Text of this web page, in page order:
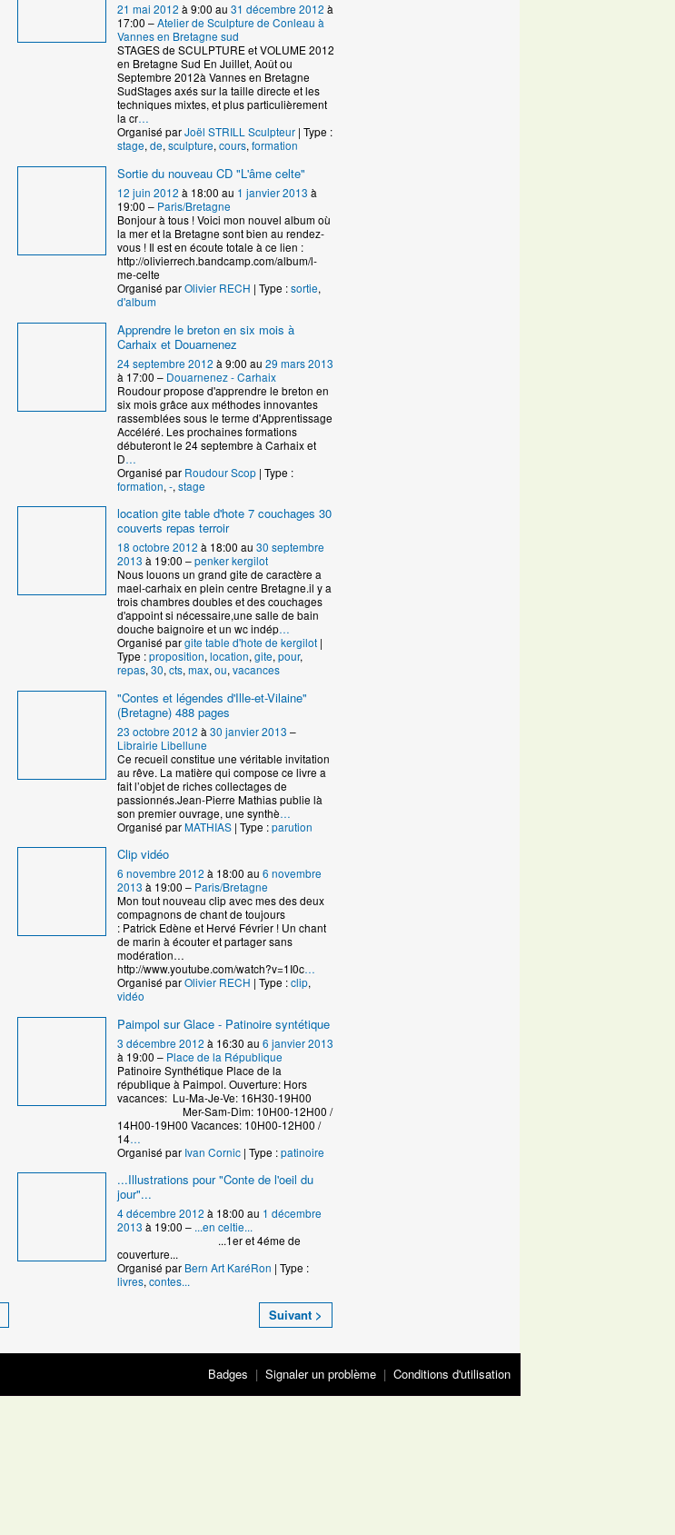
21 mai 2012 à 9:00 au 31 décembre 2012 à
17:00 –Atelier de Sculpture de Conleau à
Vannes en Bretagne sud
STAGES de SCULPTURE et VOLUME 2012
en Bretagne Sud En Juillet, Août ou
Septembre 2012à Vannes en Bretagne
SudStages axés sur la taille directe et les
techniques mixtes, et plus particulièrement
la cr…
Organisé parJoël STRILL Sculpteur | Type :
stage,de,sculpture,cours,formation
Sortie du nouveau CD "L'âme celte"
12 juin 2012 à 18:00 au 1 janvier 2013 à
19:00 – Paris/Bretagne
Bonjour à tous ! Voici mon nouvel album où
la mer et la Bretagne sont bien au rendez-
vous ! Il est en écoute totale à ce lien :
http://olivierrech.bandcamp.com/album/l-
me-celte
Organisé parOlivier RECH | Type :sortie,
d'album
Apprendre le breton en six mois à
Carhaix et Douarnenez
24 septembre 2012 à 9:00 au 29 mars 2013
à 17:00 – Douarnenez - Carhaix
Roudour propose d'apprendre le breton en
six mois grâce aux méthodes innovantes
rassemblées sous le terme d'Apprentissage
Accéléré. Les prochaines formations
débuteront le 24 septembre à Carhaix et
D…
Organisé par Roudour Scop | Type :
formation, -, stage
location gite table d'hote 7 couchages 30
couverts repas terroir
18 octobre 2012 à 18:00 au 30 septembre
2013 à 19:00 –penker kergilot
Nous louons un grand gite de caractère a
mael-carhaix en plein centre Bretagne.il y a
trois chambres doubles et des couchages
d'appoint si nécessaire,une salle de bain
douche baignoire et un wc indép…
Organisé pargite table d'hote de kergilot |
Type :proposition, location, gite, pour,
repas, 30, cts, max, ou, vacances
"Contes et légendes d'Ille-et-Vilaine"
(Bretagne) 488 pages
23 octobre 2012 à 30 janvier 2013 –
Librairie Libellune
Ce recueil constitue une véritable invitation
au rêve. La matière qui compose ce livre a
fait l’objet de riches collectages de
passionnés.Jean-Pierre Mathias publie là
son premier ouvrage, une synthè…
Organisé parMATHIAS | Type :parution
Clip vidéo
6 novembre 2012 à 18:00 au 6 novembre
2013 à 19:00 – Paris/Bretagne
Mon tout nouveau clip avec mes des deux
compagnons de chant de toujours
: Patrick Edène et Hervé Février ! Un chant
de marin à écouter et partager sans
modération…
http://www.youtube.com/watch?v=1I0c…
Organisé parOlivier RECH | Type :clip,
vidéo
Paimpol sur Glace - Patinoire syntétique
3 décembre 2012 à 16:30 au 6 janvier 2013
à 19:00 – Place de la République
Patinoire Synthétique Place de la
république à Paimpol. Ouverture: Hors
vacances: Lu-Ma-Je-Ve: 16H30-19H00
Mer-Sam-Dim: 10H00-12H00 /
14H00-19H00 Vacances: 10H00-12H00 /
14…
Organisé par Ivan Cornic | Type :patinoire
...Illustrations pour "Conte de l'oeil du
jour"...
4 décembre 2012 à 18:00 au 1 décembre
2013 à 19:00 – ...en celtie...
...1er et 4éme de
couverture...
Organisé par Bern Art KaréRon | Type :
livres,contes...
Suivant >
Badges | Signaler un problème | Conditions d'utilisation